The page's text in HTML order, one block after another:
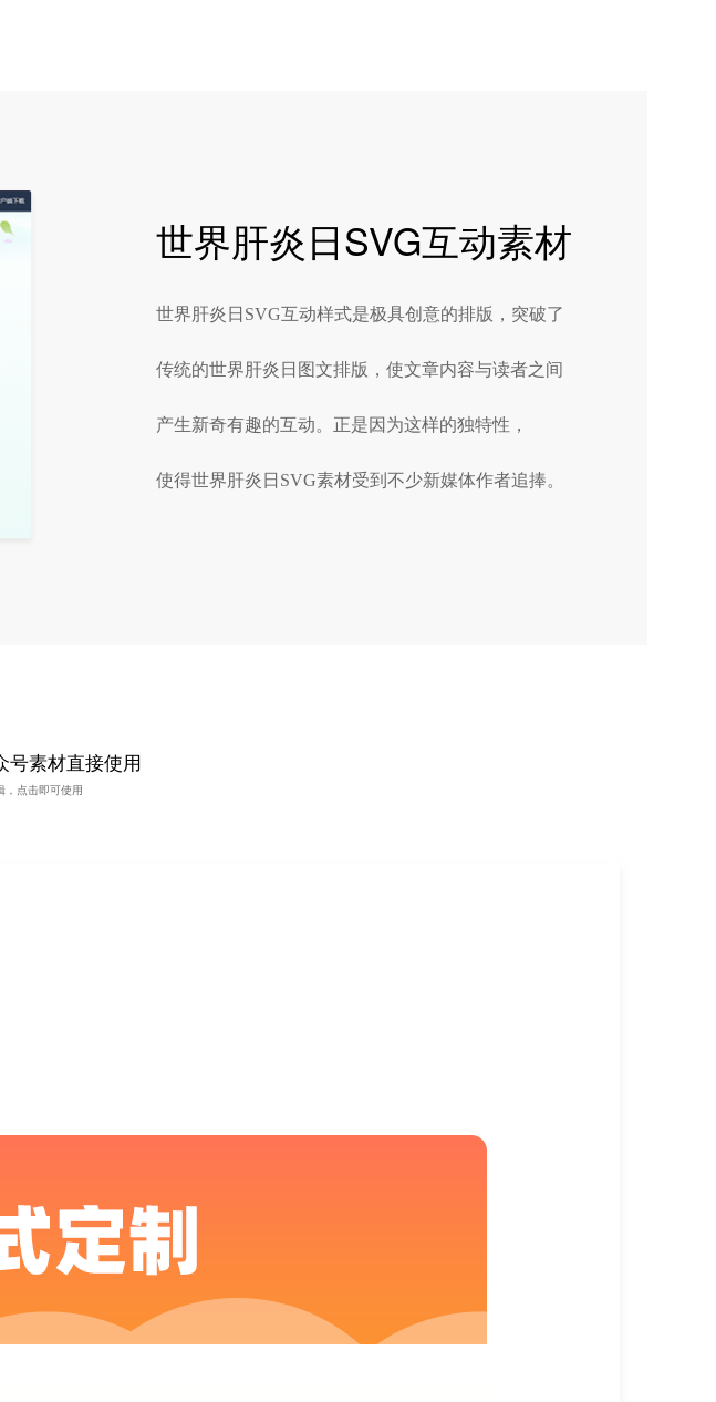
世界肝炎日SVG互动素材
世界肝炎日SVG互动样式是极具创意的排版，突破了
传统的世界肝炎日图文排版，使文章内容与读者之间
产生新奇有趣的互动。正是因为这样的独特性，
使得世界肝炎日SVG素材受到不少新媒体作者追捧。
号素材直接使用
，点击即可使用